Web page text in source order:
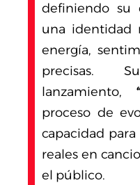
definiendo su
una identidad
energía,
precisas.
lanzamiento,
proceso de
capacidad
reales en
el público.